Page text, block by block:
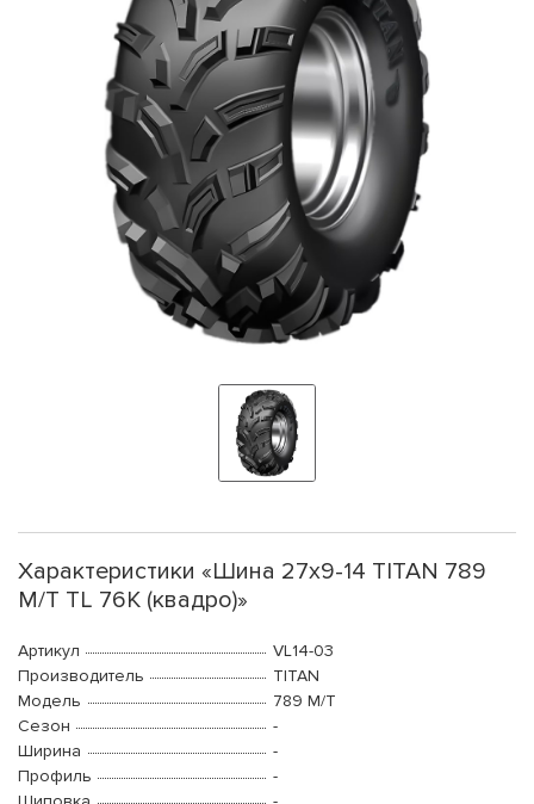
Характеристики «Шина 27x9-14 TITAN 789
M/T TL 76K (квадро)»
Артикул
VL14-03
Производитель
TITAN
Модель
789 M/T
Сезон
-
Ширина
-
Профиль
-